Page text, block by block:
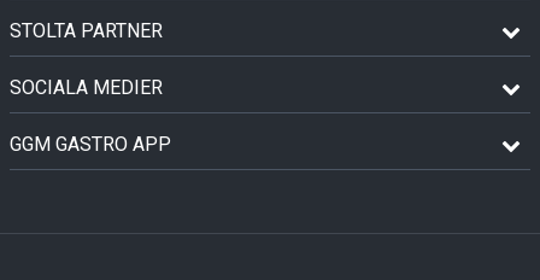
STOLTA PARTNER
SOCIALA MEDIER
GGM GASTRO APP